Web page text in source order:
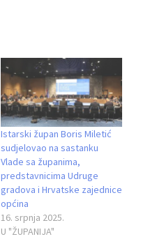
Istarski župan Boris Miletić
sudjelovao na sastanku
Vlade sa županima,
predstavnicima Udruge
gradova i Hrvatske zajednice
općina
16. srpnja 2025.
U "ŽUPANIJA"